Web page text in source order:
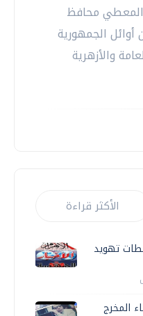
المعطي محافظ
من أوائل الجمهورية
والأزهرية
الأكثر قراءة
تهويد
المخرج